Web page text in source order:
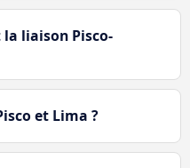
liaison Pisco-
et Lima ?